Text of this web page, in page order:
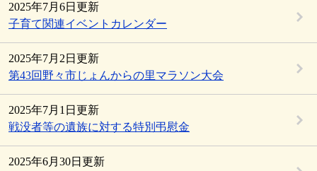
2025年7月6日更新
子育て関連イベントカレンダー
2025年7月2日更新
第43回野々市じょんからの里マラソン大会
2025年7月1日更新
戦没者等の遺族に対する特別弔慰金
2025年6月30日更新